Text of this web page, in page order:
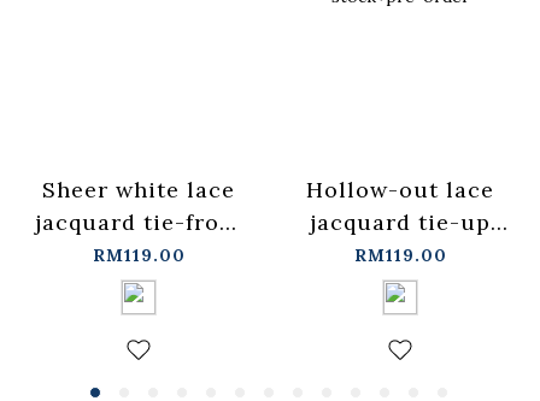
Sheer white lace
jacquard tie-front
shirt【01025765】
in stock+pre-order
RM119.00
Hollow-out lace
jacquard tie-up
sheer shirt -
black【01025766】
in stock+pre-order
RM119.00